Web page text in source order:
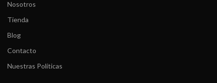
Nosotros
Tienda
Blog
Contacto
Nuestras Políticas